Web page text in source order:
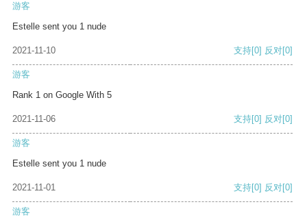
游客
Estelle sent you 1 nude
2021-11-10 支持[0] 反对[0]
游客
Rank 1 on Google With 5
2021-11-06 支持[0] 反对[0]
游客
Estelle sent you 1 nude
2021-11-01 支持[0] 反对[0]
游客